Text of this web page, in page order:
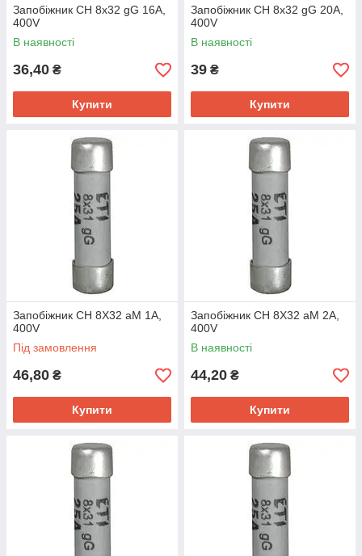
Запобіжник CH 8x32 gG 16A,
400V
В наявності
36,40 ₴
Купити
Запобіжник CH 8x32 gG 20A,
400V
В наявності
39 ₴
Купити
Запобіжник CH 8X32 aM 1A,
400V
Під замовлення
46,80 ₴
Купити
Запобіжник CH 8X32 aM 2A,
400V
В наявності
44,20 ₴
Купити